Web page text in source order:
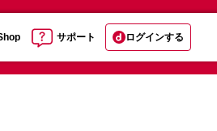
サポート ログインする